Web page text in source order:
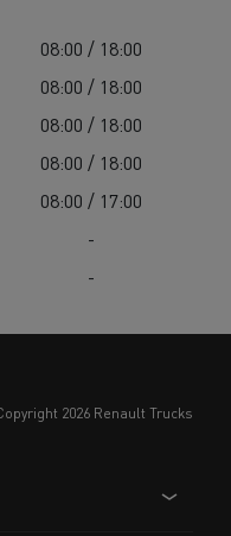
08:00 / 18:00
08:00 / 18:00
08:00 / 18:00
08:00 / 18:00
08:00 / 17:00
-
-
copyright 2026 Renault Trucks